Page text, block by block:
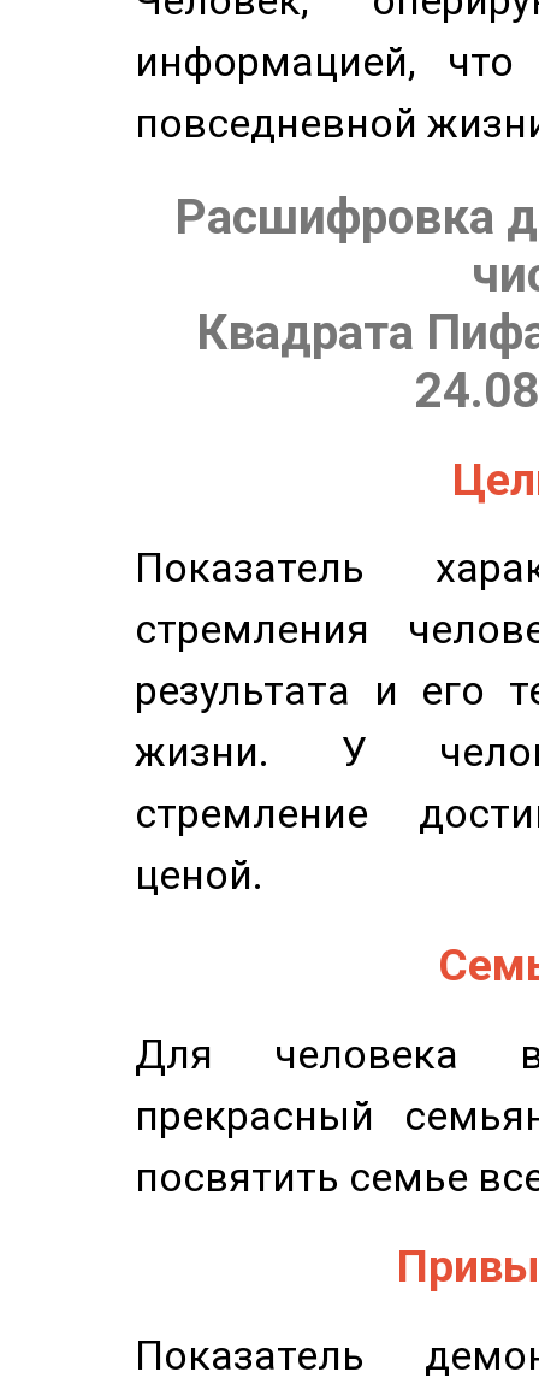
информацией,
повседневной
Расшифровка
Квадрата
Показатель
стремления
результата и его
жизни. У
стремление
ценой.
Для человека
прекрасный
посвятить семье
Показатель